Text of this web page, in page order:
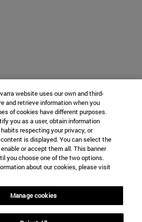
website uses our own and third-
and retrieve information when you
of cookies have different purposes.
you as a user, obtain information
respecting your privacy, or
is displayed. You can select the
or accept them all. This banner
you choose one of the two options.
about our cookies, please visit
Manage cookies